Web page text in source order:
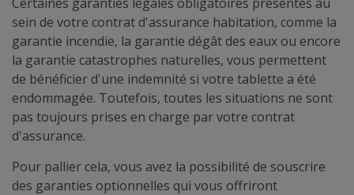
sein de votre contrat d'assurance habitation, comme la
garantie incendie, la garantie dégât des eaux ou encore
la garantie catastrophes naturelles, vous permettent
de bénéficier d'une indemnité si votre tablette a été
endommagée. Toutefois, toutes les situations ne sont
pas toujours prises en charge par votre contrat
d'assurance.
Pour pallier cela, vous avez la possibilité de souscrire
des garanties optionnelles qui vous offriront